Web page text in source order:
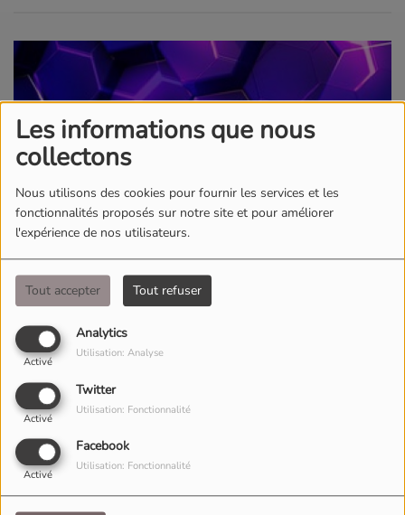
Les informations que nous
collectons
Nous utilisons des cookies pour fournir les services et les
fonctionnalités proposés sur notre site et pour améliorer
l'expérience de nos utilisateurs.
Tout accepter Tout refuser
Analytics
Activé
Utilisation: Analyse
Twitter
Activé
Utilisation: Fonctionnalité
Facebook
Activé
Utilisation: Fonctionnalité
SAMEDI, DE 18:00 À 19:00